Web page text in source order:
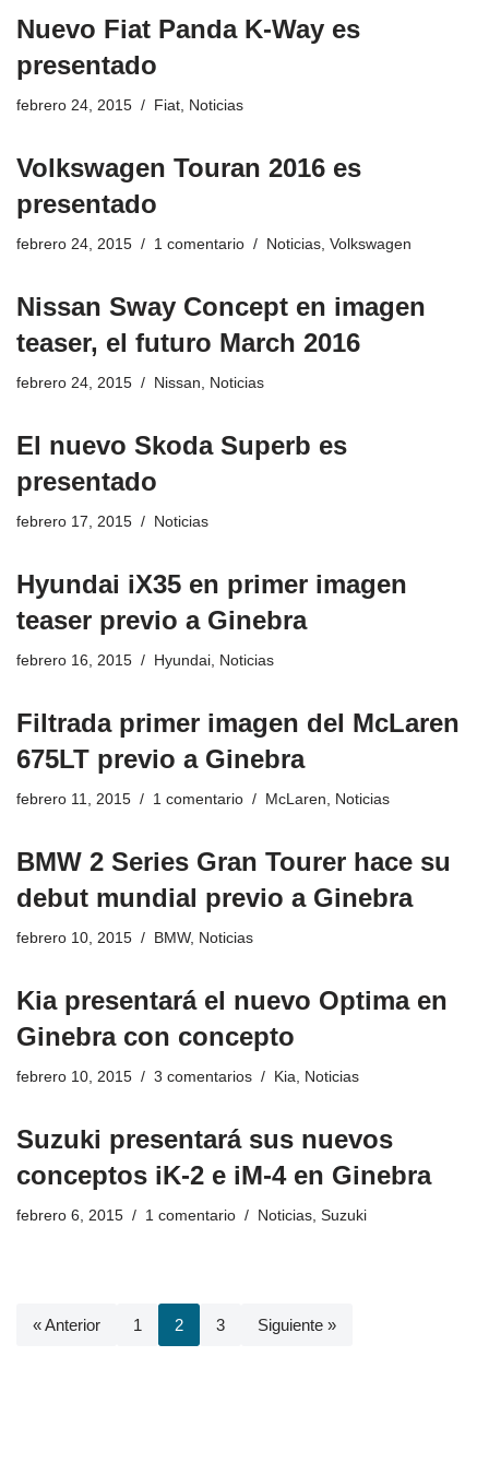
Nuevo Fiat Panda K-Way es
presentado
febrero 24, 2015 Fiat, Noticias
Volkswagen Touran 2016 es
presentado
febrero 24, 2015 1 comentario Noticias, Volkswagen
Nissan Sway Concept en imagen
teaser, el futuro March 2016
febrero 24, 2015 Nissan, Noticias
El nuevo Skoda Superb es
presentado
febrero 17, 2015 Noticias
Hyundai iX35 en primer imagen
teaser previo a Ginebra
febrero 16, 2015 Hyundai, Noticias
Filtrada primer imagen del McLaren
675LT previo a Ginebra
febrero 11, 2015 1 comentario McLaren, Noticias
BMW 2 Series Gran Tourer hace su
debut mundial previo a Ginebra
febrero 10, 2015 BMW, Noticias
Kia presentará el nuevo Optima en
Ginebra con concepto
febrero 10, 2015 3 comentarios Kia, Noticias
Suzuki presentará sus nuevos
conceptos iK-2 e iM-4 en Ginebra
febrero 6, 2015 1 comentario Noticias, Suzuki
« Anterior 1 2 3 Siguiente »